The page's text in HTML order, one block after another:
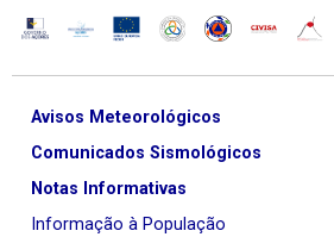
Avisos Meteorológicos
Comunicados Sismológicos
Notas Informativas
Informação à População